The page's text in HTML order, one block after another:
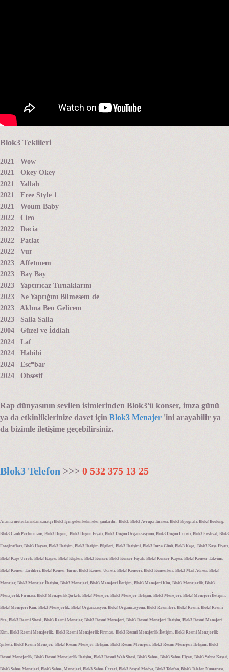
Blok3 Teklileri
2021 Wow
2021 Okey Okey
2021 Yallah
2021 Free Style 1
2021 Woum Baby
2022 Ciro
2022 Dacia
2022 Patlat
2022 Vur
2023 Affetmem
2023 Bay Bay
2023 Yaptırıcaz Tırnaklarını
2023 Ne Yaptığını Bilmesem de
2023 Aklına Ben Gelicem
2023 Salla Salla
2004 Güzel ve İddialı
2024 Laf
2024 Habibi
2024 Esc*bar
2024 Obsesif
Rap dünyasının sevilen isimlerinden Blok3'ü konser, imza günü
ya da etkinliklerinize davet için Blok3 Menajer 'ini arayabilir ya
da bizimle iletişime geçebilirsiniz.
Blok3 Telefon >>> 0 532 375 13 25
Arama motorlarından sanatçı Blok3 İçin gelen kelimeler şunlardır: Blok3, Blok3 Avrupa Turnesi, Blok3 Biyografi, Blok3 Booking,
Blok3 Canlı Performans, Blok3 Düğün, Blok3 Düğün Fiyatı, Blok3 Düğün Organizasyonu, Blok3 Düğün Ücreti, Blok3 Festival, Blok3
Fotoğrafları, Blok3 Hayatı, Blok3 İletişim, Blok3 İletişim Bilgileri, Blok3 İletişimi, Blok3 İmza Günü, Blok3 Kaşe, Blok3 Kaşe Fiyatı,
Blok3 Kaşe Ücreti, Blok3 Kaşesi, Blok3 Klipleri, Blok3 Konser, Blok3 Konser Fiyatı, Blok3 Konser Kaşesi, Blok3 Konser Takvimi,
Blok3 Konser Tarihleri, Blok3 Konser Turne, Blok3 Konser Ücreti, Blok3 Konseri, Blok3 Konserleri, Blok3 Mail Adresi, Blok3
Menajer, Blok3 Menajer İletişim, Blok3 Menajeri, Blok3 Menajeri İletişim, Blok3 Menajeri Kim, Blok3 Menajerlik, Blok3
Menajerlik Firması, Blok3 Menajerlik Şirketi, Blok3 Menejer, Blok3 Menejer İletişim, Blok3 Menejeri, Blok3 Menejeri İletişim,
Blok3 Menejeri Kim, Blok3 Menejerlik, Blok3 Organizasyon, Blok3 Organizasyonu, Blok3 Resimleri, Blok3 Resmi, Blok3 Resmi
Site, Blok3 Resmi Sitesi , Blok3 Resmi Menajer, Blok3 Resmi Menajeri, Blok3 Resmi Menajeri İletişim, Blok3 Resmi Menajeri
Kim, Blok3 Resmi Menajerlik, Blok3 Resmi Menajerlik Firması, Blok3 Resmi Menajerlik İletişim, Blok3 Resmi Menajerlik
Şirketi, Blok3 Resmi Menejer, Blok3 Resmi Menejer İletişim, Blok3 Resmi Menejeri, Blok3 Resmi Menejeri İletişim, Blok3
Resmi Menejerlik, Blok3 Resmi Menejerlik İletişim, Blok3 Resmi Web Sitesi, Blok3 Sahne, Blok3 Sahne Fiyatı, Blok3 Sahne Kaşesi,
Blok3 Sahne Menajeri, Blok3 Sahne, Menejeri, Blok3 Sahne Ücreti, Blok3 Sosyal Medya, Blok3 Telefon, Blok3 Telefon Numarası,